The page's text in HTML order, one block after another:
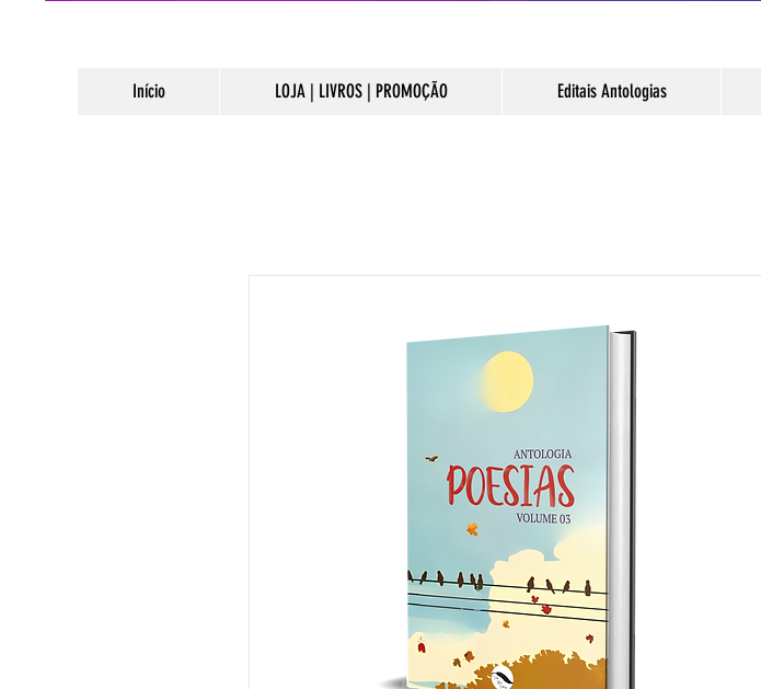
Início LOJA | LIVROS | PROMOÇÃO Editais Antologias